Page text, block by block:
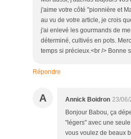
j'aime votre côté "pionnière et
au vu de votre article, je crois
j'ai enlevé les gourmands de
déterminé, cultivés en pots.
temps si précieux.<br /> Bonne
Répondre
A Annick Boidron 23/06/
Bonjour Babou, ça
"légers" avec une
vous voulez de beaux